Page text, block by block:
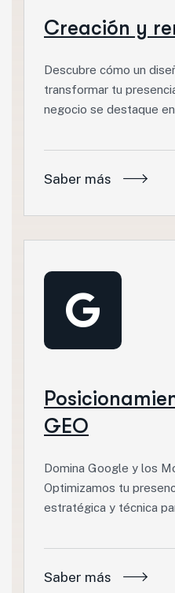
Creación y
Descubre cómo un
transformar tu
negocio se destaque
Saber más
GEO
Domina Google y los
Optimizamos tu
estratégica y técnica
Saber más